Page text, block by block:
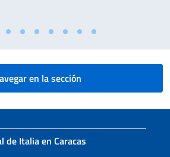
en la sección
de Italia en Caracas